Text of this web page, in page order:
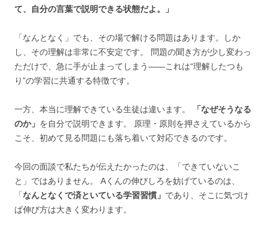
て、自分の言葉で説明できる状態だよ。」
「なんとなく」でも、その場で解ける問題はあります。しか
し、その理解は非常に不安定です。 問題の聞き方が少し変わっ
ただけで、急に手が止まってしまう——これは“理解したつも
り”の学習に共通する特徴です。
一方、本当に理解できている生徒は違います。
「なぜそうなる
のか」 を自分で説明できます。 原理・原則を押さえているから
こそ、初めて見る問題にも落ち着いて対応できるのです。
今回の面談で私たちが伝えたかったのは、「できていないこ
と」ではありません。 Aくんの伸びしろを妨げているのは、
「なんとなくで済といている学習習慣」 であり、そこに気づけ
ば伸び方は大きく変わります。